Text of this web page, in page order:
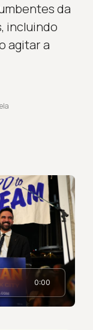
da
incluindo
agitar a
0:00